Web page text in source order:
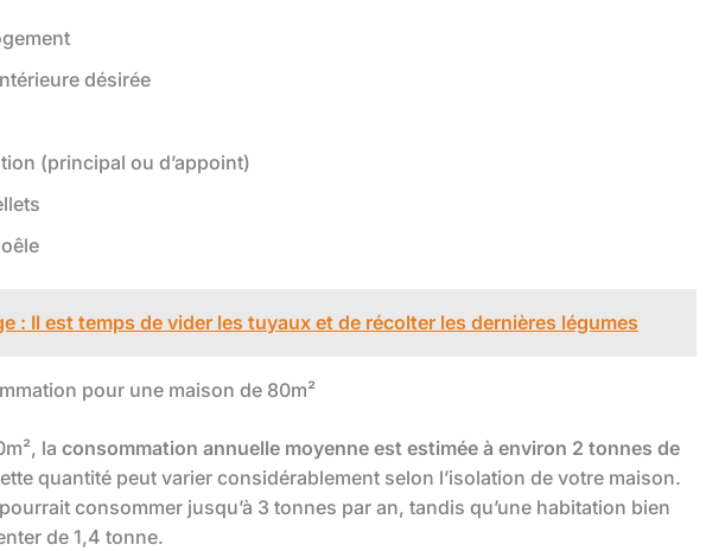
désirée
(principal ou d’appoint)
: Il est temps de vider les tuyaux et de récolter les dernières légumes
pour une maison de 80m²
la consommation annuelle moyenne est estimée à environ 2 tonnes de
quantité peut varier considérablement selon l’isolation de votre maison.
consommer jusqu’à 3 tonnes par an, tandis qu’une habitation bien
de 1,4 tonne.